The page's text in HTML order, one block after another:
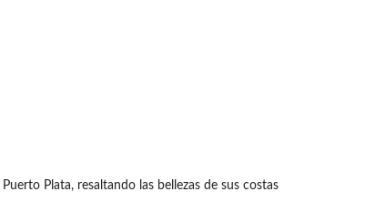
Plata, resaltando las bellezas de sus costas